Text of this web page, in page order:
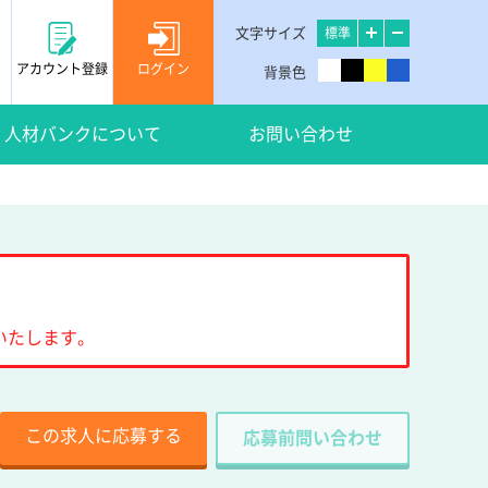
アカウント登録 ログイン
文字サイズ 標準
背景色
人材バンクについて お問い合わせ
します。
この求人に応募する 応募前問い合わせ